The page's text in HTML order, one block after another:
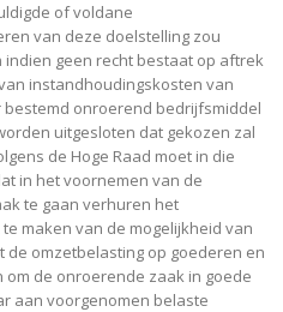
of voldane
van deze doelstelling zou
geen recht bestaat op aftrek
instandhoudingskosten van
onroerend bedrijfsmiddel
uitgesloten dat gekozen zal
de Hoge Raad moet in die
in het voornemen van de
te gaan verhuren het
maken van de mogelijkheid van
omzetbelasting op goederen en
de onroerende zaak in goede
aan voorgenomen belaste